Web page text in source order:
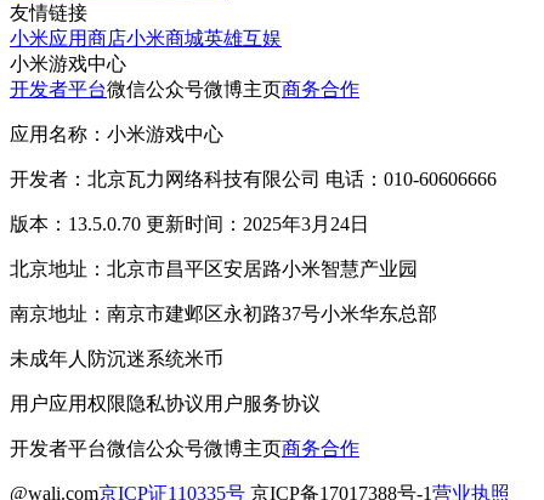
友情链接
小米应用商店小米商城英雄互娱
小米游戏中心
开发者平台微信公众号微博主页商务合作
应用名称：小米游戏中心
开发者：北京瓦力网络科技有限公司 电话：010-60606666
版本：13.5.0.70 更新时间：2025年3月24日
北京地址：北京市昌平区安居路小米智慧产业园
南京地址：南京市建邺区永初路37号小米华东总部
未成年人防沉迷系统米币
用户应用权限隐私协议用户服务协议
开发者平台微信公众号微博主页商务合作
@wali.com京ICP证110335号 京ICP备17017388号-1营业执照